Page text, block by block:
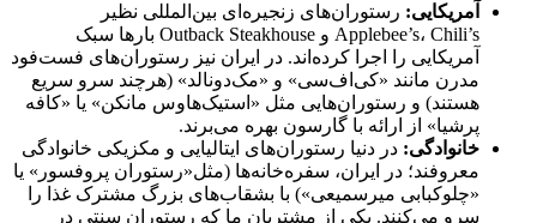
آمریکایی: رستوران‌های زنجیره‌ای بین‌المللی نظیر
Applebee’s، Chili’s و Outback Steakhouse بارها سبک
آمریکایی را اجرا کرده‌اند. در ایران نیز رستوران‌های فست‌فود
مدرن مانند «کی‌اف‌سی» و «مک‌دونالد» (هرچند سرو سریع
هستند) و رستوران‌هایی مثل «استیک‌هاوس مانکن» یا «کافه
پرشیا» از ارائه با گارسون بهره می‌برند.
خانوادگی: در دنیا رستوران‌های ایتالیایی و مکزیکی خانوادگی
معروفند؛ در ایران، سفره‌خانه‌ها (مثل«رستوران پروفسور» یا
«چلوکبابی میرسمیعی») با بشقاب‌های بزرگ مشترک غذا را
سرو می‌کنند. یکی از مشتریان ما که رستوران سنتی در